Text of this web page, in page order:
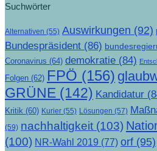
Suchwörter
Alternativen (55) Auswirkungen (92)
Bundespräsident (86)
Coronavirus (64) demokratie (84)
Folgen (62) FPÖ (156)
GRÜNE (142) Kandidatur
Kritik (60) Kurier (55) Lösungen (57)
(59) nachhaltigkeit (103)
(100) NR-Wahl 2019 (77) orf (95)